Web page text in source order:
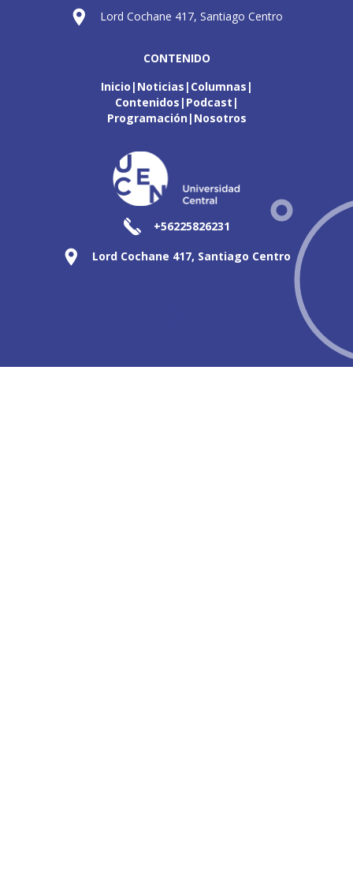
Lord Cochane 417, Santiago Centro
CONTENIDO
Inicio Noticias Columnas
Contenidos Podcast
Programación Nosotros
+56225826231
Lord Cochane 417, Santiago Centro